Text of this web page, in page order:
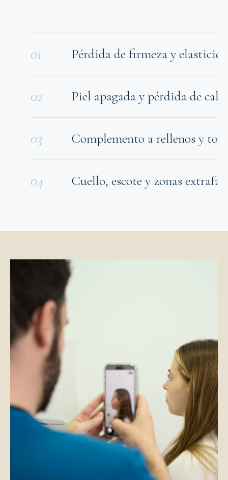
01 Pérdida de firmeza y
02 Piel apagada y pérdida de
03 Complemento a rellenos y
04 Cuello, escote y zonas